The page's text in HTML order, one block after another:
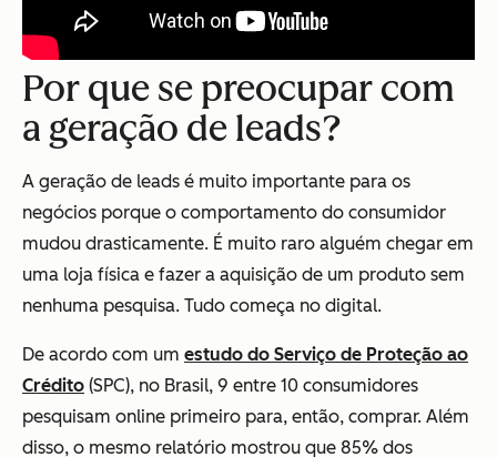
Por que se preocupar com
a geração de leads?
A geração de leads é muito importante para os
negócios porque o comportamento do consumidor
mudou drasticamente. É muito raro alguém chegar em
uma loja física e fazer a aquisição de um produto sem
nenhuma pesquisa. Tudo começa no digital.
De acordo com um estudo do Serviço de Proteção ao
Crédito (SPC), no Brasil, 9 entre 10 consumidores
pesquisam online primeiro para, então, comprar. Além
disso, o mesmo relatório mostrou que 85% dos